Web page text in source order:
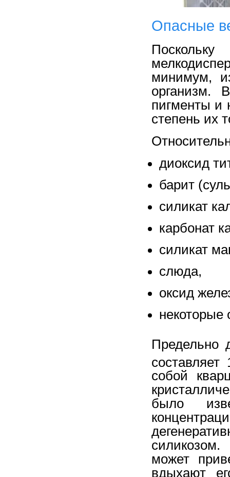
Опасные
минимум,
организм.
пигменты и
степень их
диоксид
барит
силикат
карбонат
силикат
слюда,
оксид
некоторые
Предельно
составляет
собой
было
силикозом.
может
вдыхают